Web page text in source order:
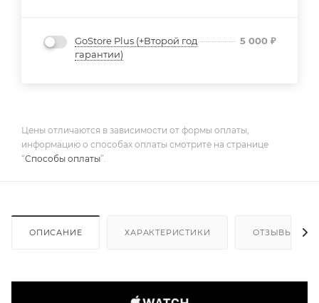
GoStore Plus (+Второй год
гарантии)
5 000 ₽
Цены отличаются в зависимости от формы оплаты,
информацию о способах оплаты смотрите на странице
“Способы оплаты”.
ОПИСАНИЕ ХАРАКТЕРИСТИКИ ОТЗЫВЫ